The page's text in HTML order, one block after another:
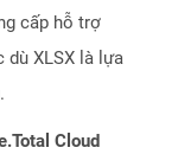
cấp hỗ trợ
dù XLSX là lựa
Cloud